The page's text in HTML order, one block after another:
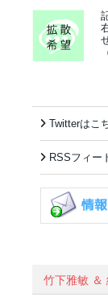
Twitterはこ
RSSフィー
竹下雅敏 ＆